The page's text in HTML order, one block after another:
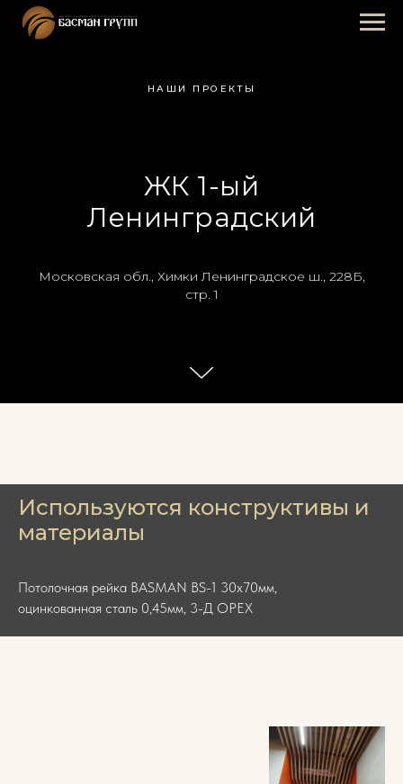
НАШИ ПРОЕКТЫ
ЖК 1-ый
Ленинградский
Московская обл., Химки Ленинградское ш., 228Б,
стр. 1
Используются конструктивы и
материалы
Потолочная рейка BASMAN BS-1 30х70мм,
оцинкованная сталь 0,45мм, 3-Д ОРЕХ